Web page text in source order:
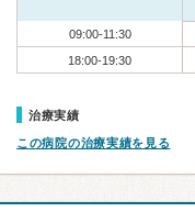
09:00-11:30
18:00-19:30
治療実績
この病院の治療実績を見る